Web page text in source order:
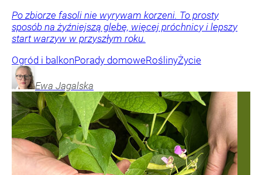
Po zbiorze fasoli nie wyrywam korzeni. To prosty
sposób na żyźniejszą glebę, więcej próchnicy i lepszy
start warzyw w przyszłym roku.
Ogród i balkonPorady domoweRoślinyŻycie
Ewa Jagalska